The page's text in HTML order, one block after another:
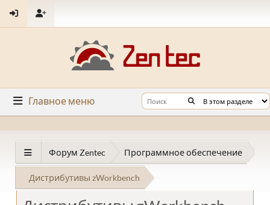
Главное меню
Форум Zentec Программное обеспечение
Дистрибутивы zWorkbench